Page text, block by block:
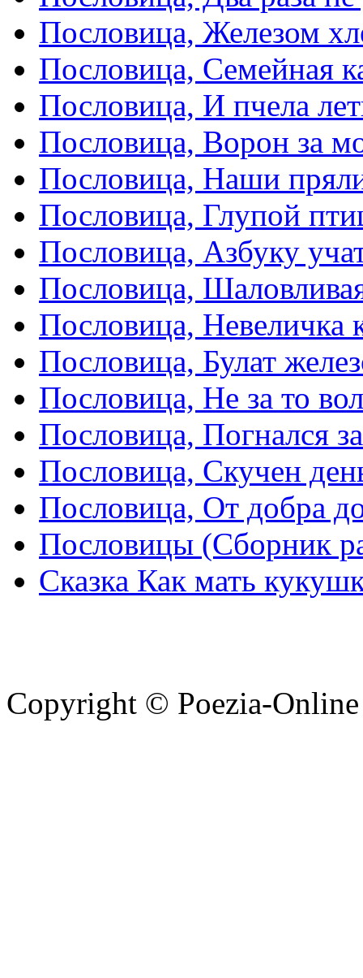
Пословица, Железом
Пословица, Семейная
Пословица, И пчела
Пословица, Ворон за
Пословица, Наши
Пословица, Глупой
Пословица, Азбуку
Пословица,
Пословица, Невеличка
Пословица, Булат
Пословица, Не за то
Пословица, Погнался
Пословица, Скучен
Пословица, От добра
Пословицы (Сборник
Сказка Как мать
Copyright © Poezia-